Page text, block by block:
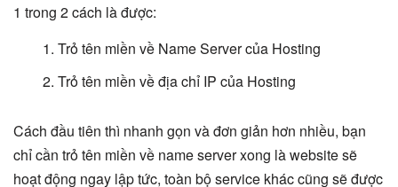
1 trong 2 cách là được:
Trỏ tên miền về Name Server của Hosting
Trỏ tên miền về địa chỉ IP của Hosting
Cách đầu tiên thì nhanh gọn và đơn giản hơn nhiều, bạn
chỉ cần trỏ tên miền về name server xong là website sẽ
hoạt động ngay lập tức, toàn bộ service khác cũng sẽ được